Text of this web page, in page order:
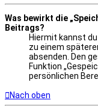
Was bewirkt die
Beitrags?
Hiermit kannst
zu einem
absenden. Den
Funktion
persönlichen
Nach oben